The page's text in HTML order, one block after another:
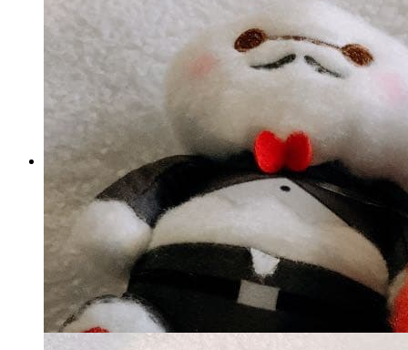
ザシアンぬいぐるみ 約30cm
マイストア在庫：
税込
カートに入れる